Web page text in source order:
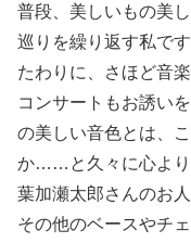
普段、美しいもの美
巡りを繰り返す私で
たわりに、さほど音
コンサートもお誘い
の美しい音色とは、
か……と久々に心より
葉加瀬太郎さんのお
その他のベースやチ